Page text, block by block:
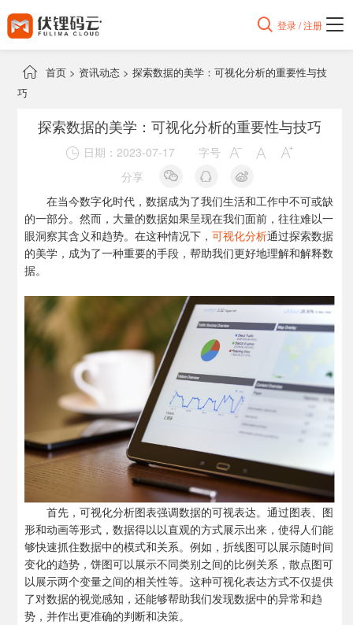
 登录 / 注册
 首页 > 资讯动态 > 探索数据的美学：可视化分析的重要性与技
巧
探索数据的美学：可视化分析的重要性与技巧
 日期：2023-07-17 字号   
分享
在当今数字化时代，数据成为了我们生活和工作中不可或缺
的一部分。然而，大量的数据如果呈现在我们面前，往往难以一
眼洞察其含义和趋势。在这种情况下， 可视化分析通过探索数据
的美学，成为了一种重要的手段，帮助我们更好地理解和解释数
据。
首先，可视化分析图表强调数据的可视表达。通过图表、图
形和动画等形式，数据得以以直观的方式展示出来，使得人们能
够快速抓住数据中的模式和关系。例如，折线图可以展示随时间
变化的趋势，饼图可以展示不同类别之间的比例关系，散点图可
以展示两个变量之间的相关性等。这种可视化表达方式不仅提供
了对数据的视觉感知，还能够帮助我们发现数据中的异常和趋
势，并作出更准确的判断和决策。